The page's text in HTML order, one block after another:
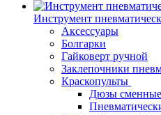
Инструмент
Аксессуары
Болгарки
Гайковерт ручной
Заклепочники
Краскопульты
Дюзы сменные